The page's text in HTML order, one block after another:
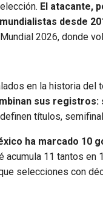
El atacante,
desde
2026, donde
en la historia del
sus
títulos,
ha marcado 10
acumula 11 tantos en
selecciones con